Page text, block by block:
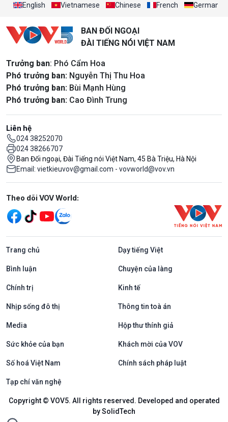
English Vietnamese Chinese French German
BAN ĐỐI NGOẠI
ĐÀI TIẾNG NÓI VIỆT NAM
Trưởng ban: Phó Cẩm Hoa
Phó trưởng ban: Nguyễn Thị Thu Hoa
Phó trưởng ban: Bùi Mạnh Hùng
Phó trưởng ban: Cao Đình Trung
Liên hệ
024 38252070
024 38266707
Ban Đối ngoại, Đài Tiếng nói Việt Nam, 45 Bà Triệu, Hà Nội
Email: vietkieuvov@gmail.com - vovworld@vov.vn
Mạng xã hội
Theo dõi VOV World:
Trang chủ Dạy tiếng Việt
Bình luận Chuyện của làng
Chính trị Kinh tế
Nhịp sống đô thị Thông tin toà án
Media Hộp thư thính giả
Sức khỏe của bạn Khách mời của VOV
Số hoá Việt Nam Chính sách pháp luật
Tạp chí văn nghệ
Copyright © VOV5. All rights reserved. Developed and operated
by SolidTech